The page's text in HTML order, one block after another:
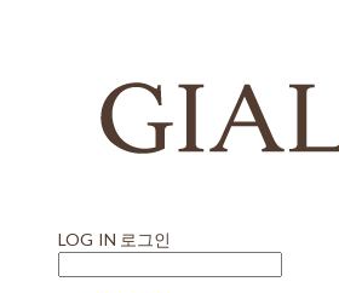
LOG IN 로그인